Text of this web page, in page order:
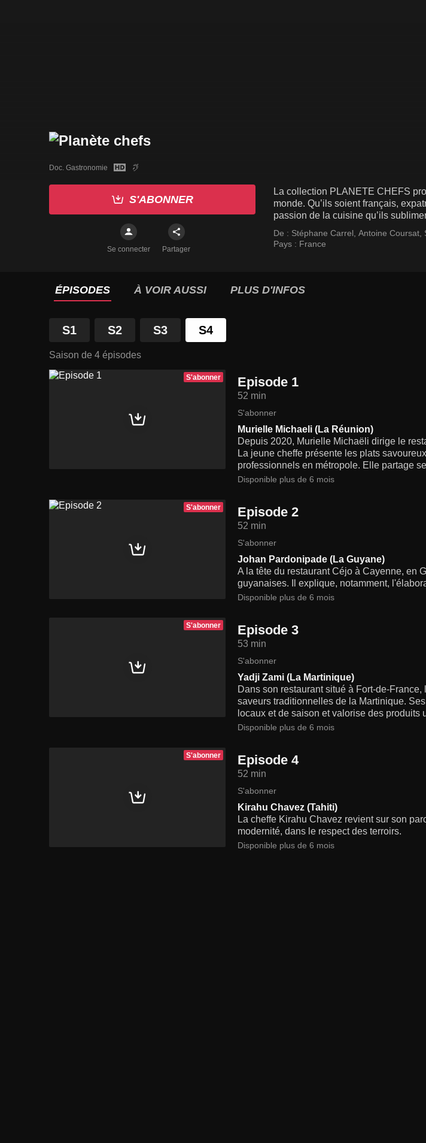
Doc. Gastronomie
S'ABONNER
Se connecter Partager
La collection PLANETE CHEFS
monde. Qu’ils soient français,
passion de la cuisine qu’ils
De : Stéphane Carrel Antoine Coursat
Pays : France
ÉPISODES À VOIR AUSSI PLUS D'INFOS
S1 S2 S3 S4
Saison de 4 épisodes
S'abonner Episode 1
52 min
S'abonner
Murielle Michaeli (La Réunion)
Depuis 2020, Murielle Michaëli dirige le
La jeune cheffe présente les plats
professionnels en métropole. Elle partage
Disponible plus de 6 mois
S'abonner Episode 2
52 min
S'abonner
Johan Pardonipade (La Guyane)
A la tête du restaurant Céjo à Cayenne, en
guyanaises. Il explique, notamment,
Disponible plus de 6 mois
S'abonner Episode 3
53 min
S'abonner
Yadji Zami (La Martinique)
Dans son restaurant situé à Fort-de-
saveurs traditionnelles de la Martinique.
locaux et de saison et valorise des produits
Disponible plus de 6 mois
S'abonner Episode 4
52 min
S'abonner
Kirahu Chavez (Tahiti)
La cheffe Kirahu Chavez revient sur son
modernité, dans le respect des terroirs.
Disponible plus de 6 mois